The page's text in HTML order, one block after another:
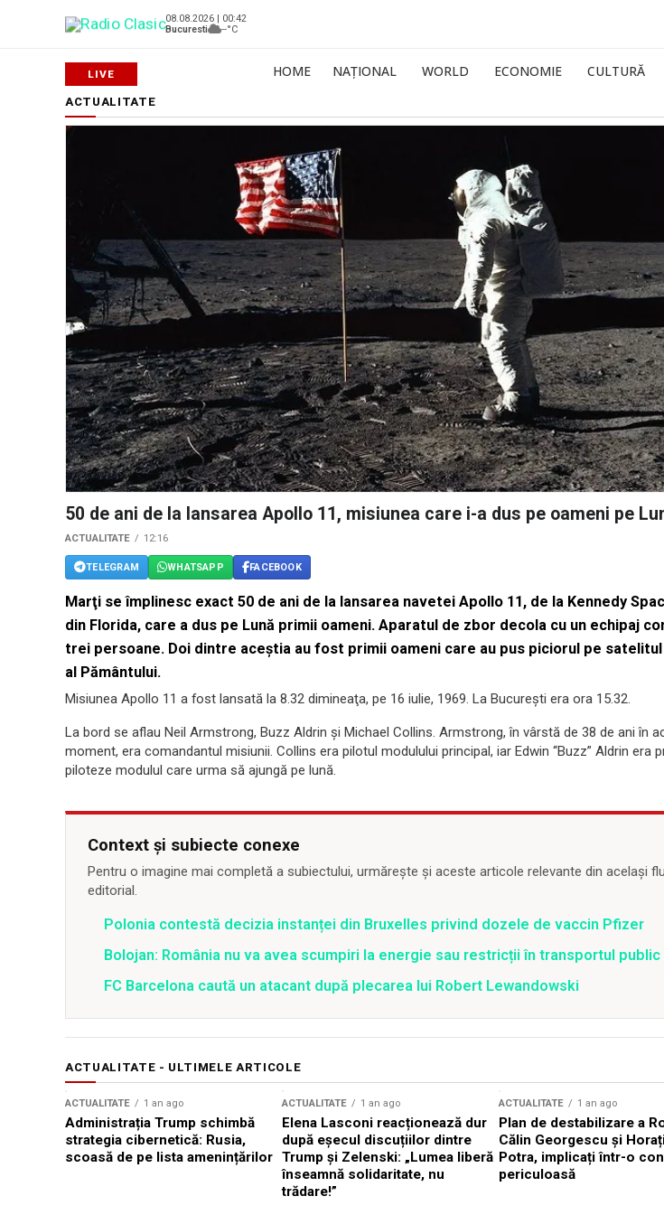
08.08.2026 | 00:42
Bucuresti
--°C
HOME NAȚIONAL WORLD ECONOMIE CULTURĂ
ACTUALITATE
50 de ani de la lansarea Apollo 11, misiunea care i-a dus pe oameni pe
ACTUALITATE 12:16
TELEGRAM WHATSAPP FACEBOOK
Marţi se împlinesc exact 50 de ani de la lansarea navetei Apollo 11, de la Kennedy
din Florida, care a dus pe Lună primii oameni. Aparatul de zbor decola cu un echipaj
trei persoane. Doi dintre aceştia au fost primii oameni care au pus piciorul pe
al Pământului.
Misiunea Apollo 11 a fost lansată la 8.32 dimineaţa, pe 16 iulie, 1969. La Bucureşti era ora 15.32.
La bord se aflau Neil Armstrong, Buzz Aldrin şi Michael Collins. Armstrong, în vârstă de 38 de ani în
moment, era comandantul misiunii. Collins era pilotul modulului principal, iar Edwin “Buzz” Aldrin era
piloteze modulul care urma să ajungă pe lună.
Context și subiecte conexe
Pentru o imagine mai completă a subiectului, urmărește și aceste articole relevante din același
editorial.
Polonia contestă decizia instanței din Bruxelles privind dozele de vaccin Pfizer
Bolojan: România nu va avea scumpiri la energie sau restricții în transportul public
FC Barcelona caută un atacant după plecarea lui Robert Lewandowski
ACTUALITATE - ULTIMELE ARTICOLE
ACTUALITATE 1 an ago
Administrația Trump schimbă
strategia cibernetică: Rusia,
scoasă de pe lista amenințărilor
ACTUALITATE 1 an ago
Elena Lasconi reacționează dur
după eșecul discuțiilor dintre
Trump și Zelenski: „Lumea liberă
înseamnă solidaritate, nu
trădare!”
ACTUALITATE 1 an ago
Plan de destabilizare a
Călin Georgescu și
Potra, implicați într-o
periculoasă